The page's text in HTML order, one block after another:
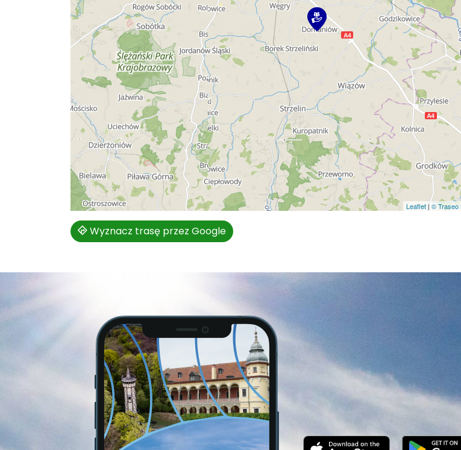
Leaflet| © Traseo
Wyznacz trasę przez Google